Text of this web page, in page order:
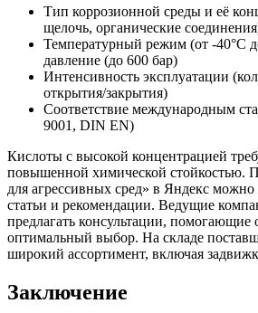
Тип коррозионной среды и её
щелочь, органические
Температурный режим (от -40°C
давление (до 600 бар)
Интенсивность эксплуатации
открытия/закрытия)
Соответствие международным
9001, DIN EN)
Кислоты с высокой концентрацией
повышенной химической стойкостью.
для агрессивных сред» в Яндекс можно
статьи и рекомендации. Ведущие
предлагать консультации, помогающие
оптимальный выбор. На складе
широкий ассортимент, включая
Заключение